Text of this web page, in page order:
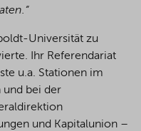
Universität zu
Ihr Referendariat
u.a. Stationen im
und bei der
und Kapitalunion –